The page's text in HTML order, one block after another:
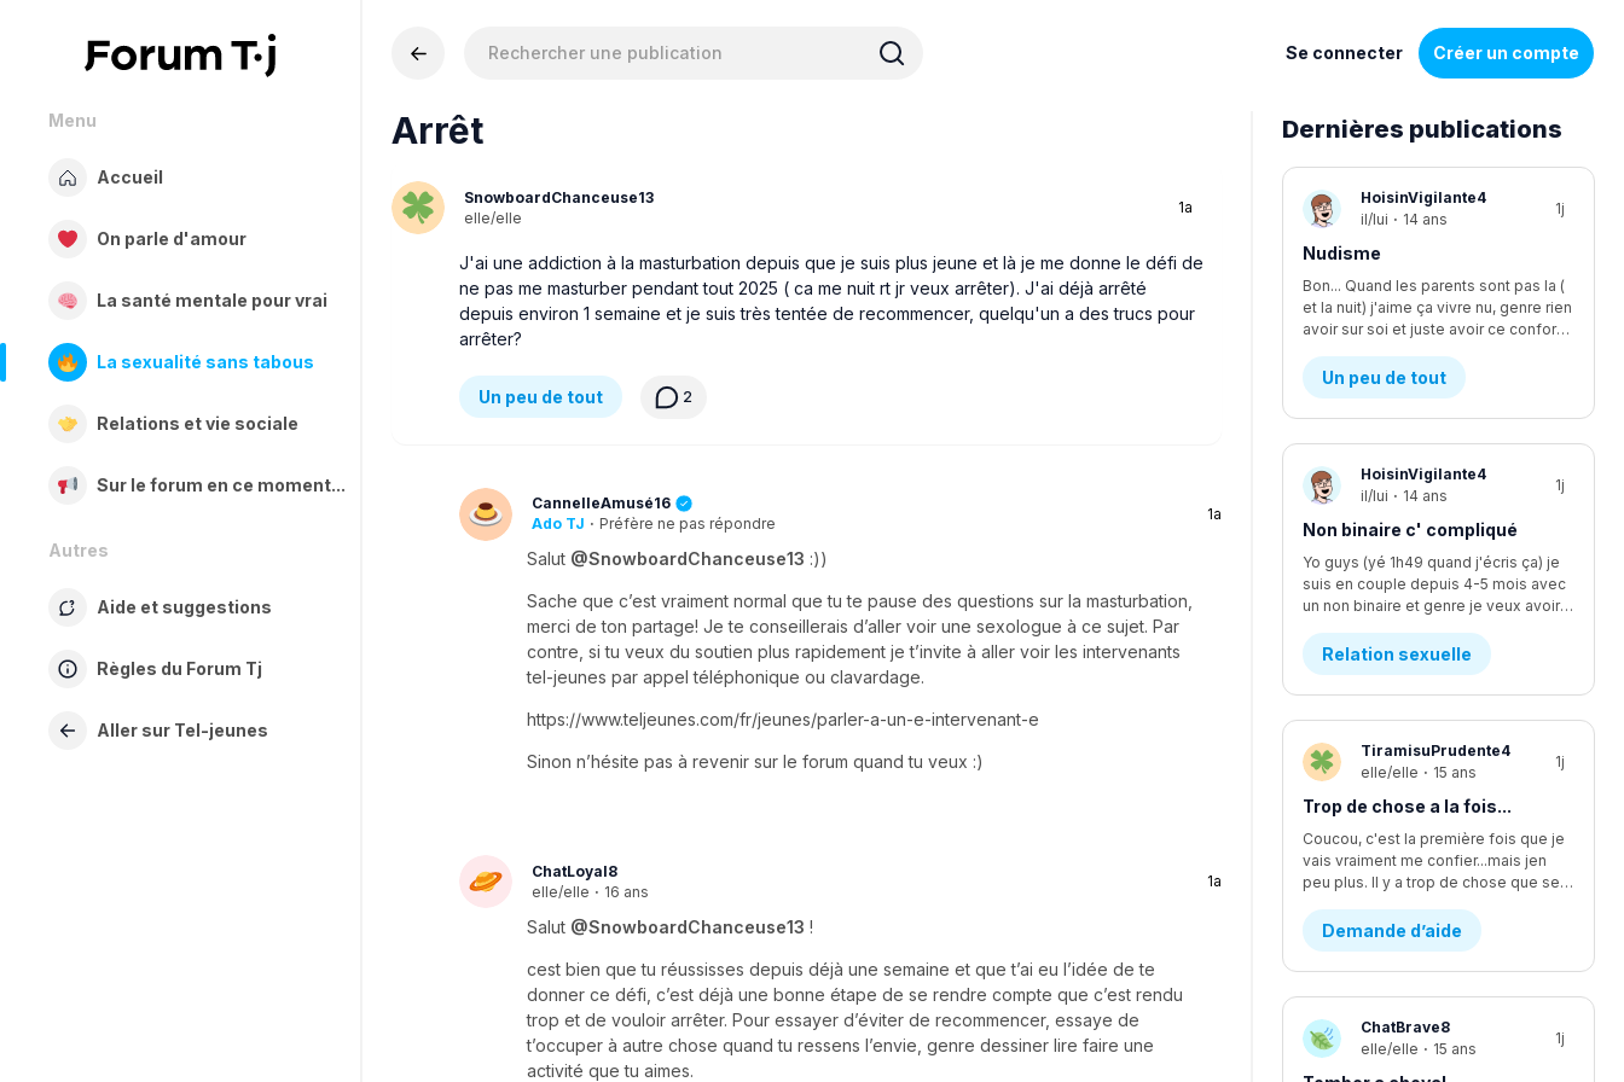
Se connecter Créer un compte
Menu
Accueil
On parle d'amour
La santé mentale pour vrai
La sexualité sans tabous
Relations et vie sociale
Sur le forum en ce moment...
Autres
Aide et suggestions
Règles du Forum Tj
Aller sur Tel-jeunes
Arrêt
SnowboardChanceuse13
elle/elle
1a
J'ai une addiction à la masturbation depuis que je suis plus jeune et là je me donne le défi de
ne pas me masturber pendant tout 2025 ( ca me nuit rt jr veux arrêter). J'ai déjà arrêté
depuis environ 1 semaine et je suis très tentée de recommencer, quelqu'un a des trucs pour
arrêter?
Un peu de tout 2
CannelleAmusé16
Ado TJ · Préfère ne pas répondre
1a
Salut @SnowboardChanceuse13 :))
Sache que c’est vraiment normal que tu te pause des questions sur la masturbation,
merci de ton partage! Je te conseillerais d’aller voir une sexologue à ce sujet. Par
contre, si tu veux du soutien plus rapidement je t’invite à aller voir les intervenants
tel-jeunes par appel téléphonique ou clavardage.
https://www.teljeunes.com/fr/jeunes/parler-a-un-e-intervenant-e
Sinon n’hésite pas à revenir sur le forum quand tu veux :)
ChatLoyal8
elle/elle · 16 ans
1a
Salut @SnowboardChanceuse13 !
cest bien que tu réussisses depuis déjà une semaine et que t’ai eu l’idée de te
donner ce défi, c’est déjà une bonne étape de se rendre compte que c’est rendu
trop et de vouloir arrêter. Pour essayer d’éviter de recommencer, essaye de
t’occuper à autre chose quand tu ressens l’envie, genre dessiner lire faire une
activité que tu aimes.
Dernières publications
Liste
de
discussions
HoisinVigilante4
il/lui · 14 ans
1j
Nudisme
Bon... Quand les parents sont pas la (
et la nuit) j'aime ça vivre nu, genre rien
avoir sur soi et juste avoir ce confort, je suis le seul à être nudiste... Et je fais kwa pour les voisins?
Un peu de tout
HoisinVigilante4
il/lui · 14 ans
1j
Non binaire c' compliqué
Yo guys (yé 1h49 quand j'écris ça) je
suis en couple depuis 4-5 mois avec
un non binaire et genre je veux avoir des relations avec iel mais iel est pas sur d'être prêt, ça fait quelques temps qu'y commence à vouloir faire plus... L'affaire c que je me sens comme si je l'écoutais pas assez mais finalement je suis trop à l'écoute. Moi ça fait longtemps que je veux faire ma première fois avec iel, j'y est déjà pris les seins mais mtn iel veux plus, rendu la jsp kwa faire... J'y dit quoi pour lui demander pk iel veux plus me laisser les toucher?
Relation sexuelle
TiramisuPrudente4
elle/elle · 15 ans
1j
Trop de chose a la fois...
Coucou, c'est la première fois que je
vais vraiment me confier...mais jen
peu plus. Il y a trop de chose que se passe en même temps...en se moment, je suis en procès contre un pédophile... j'étais supposer aller lire une lettre devant la cour il y a deux semaines environ, mais ça été reporter au dans deux mois. Encore. Ça fsit 2 ans que c'est reporter chaque fois. Moi jetais enfin prête a passer par dessus...mais c'est encore loin d'être fini et ça va juste me stresser encore plus. J'ai aussi été victims d'un viol d'un ami proche. Ça aussi sa failli partir en procès et c'était stressant parce que j'avais plein dappel par rapport a sa de pleins de personnes. Ma mère m'explicais pas bien les nouvelles par rapport a sa, se qui me faisait croire pleins d'affaires qui était fausse. Sinon, je change d'école cette année, pour mon secondaire 4. Je vais dans une école ou je ne suis pas vraiment apprecier, sans trop savoir pourquoi...je vais perdre tout mes amis et de sec 1 à sec 3 sa été les seuls années dans une seule école de tout ma vie. Lintidimation reviens de plus en plus...J'ai l'impression de redevenir comme avant...celle qui ce noyait dans le négatif a toute situation. J'ai vraiment changer aujourd'hui, sauf que j'ai trop l'impression de redevenir celle que j'étais...J'ai recommencer a me scarifier, alors que sa fais au moins des mois et des mois que je ne lavais pas fait....je ne sais plus du tout quoi faire...merci de m'avoir lu, c'est très apprecier 🤍
Demande d’aide
ChatBrave8
elle/elle · 15 ans
1j